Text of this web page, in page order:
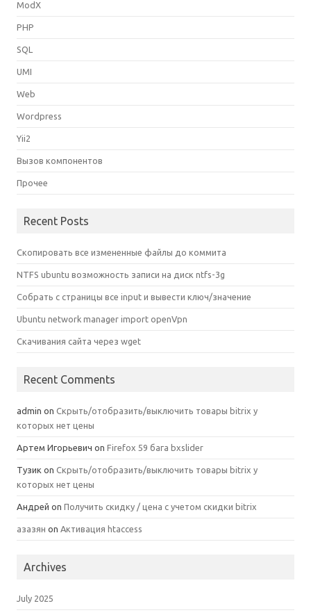
ModX
PHP
SQL
UMI
Web
Wordpress
Yii2
Вызов компонентов
Прочее
Recent Posts
Скопировать все измененные файлы до коммита
NTFS ubuntu возможность записи на диск ntfs-3g
Собрать с страницы все input и вывести ключ/значение
Ubuntu network manager import openVpn
Скачивания сайта через wget
Recent Comments
admin on Скрыть/отобразить/выключить товары bitrix у
которых нет цены
Артем Игорьевич on Firefox 59 бага bxslider
Тузик on Скрыть/отобразить/выключить товары bitrix у
которых нет цены
Андрей on Получить скидку / цена с учетом скидки bitrix
азазян on Активация htaccess
Archives
July 2025